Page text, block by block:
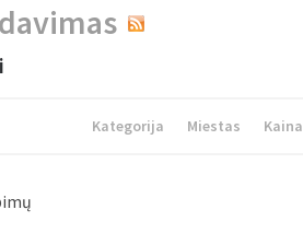
Kategorija Miestas Kaina